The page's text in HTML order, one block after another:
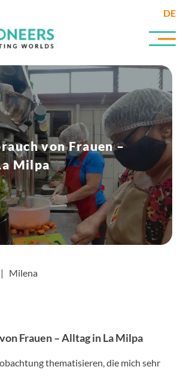
DE
von Frauen –
Milpa
Milena
Frauen – Alltag in La Milpa
thematisieren, die mich sehr